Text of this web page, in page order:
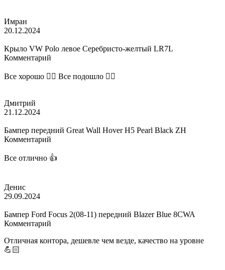
Имран
20.12.2024
Крыло VW Polo левое Серебристо-желтый LR7L
Комментарий
Все хорошо 👌🏽 Все подошло 👍🏽
Дмитрий
21.12.2024
Бампер передний Great Wall Hover H5 Pearl Black ZH
Комментарий
Все отлично 👍
Денис
29.09.2024
Бампер Ford Focus 2(08-11) передний Blazer Blue 8CWA
Комментарий
Отличная контора, дешевле чем везде, качество на уровне
💪🏻